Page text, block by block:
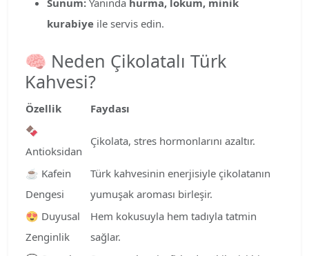
kurabiye ile servis edin.
🧠 Neden Çikolatalı Türk
Kahvesi?
Özellik
Faydası
🍫
Antioksidan
Çikolata, stres hormonlarını azaltır.
☕ Kafein
Dengesi
Türk kahvesinin enerjisiyle çikolatanın
yumuşak aroması birleşir.
😍 Duyusal
Zenginlik
Hem kokusuyla hem tadıyla tatmin
sağlar.